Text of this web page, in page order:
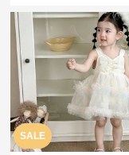
夏秋
SALE